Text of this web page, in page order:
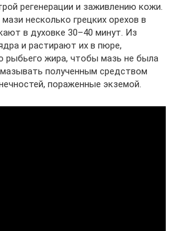
регенерации и заживлению кожи.
несколько грецких орехов в
в духовке 30–40 минут. Из
и растирают их в пюре,
рыбьего жира, чтобы мазь не была
полученным средством
пораженные экземой.